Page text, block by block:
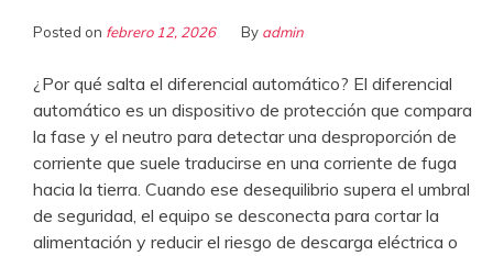
Posted on febrero 12, 2026 By admin
¿Por qué salta el diferencial automático? El diferencial
automático es un dispositivo de protección que compara
la fase y el neutro para detectar una desproporción de
corriente que suele traducirse en una corriente de fuga
hacia la tierra. Cuando ese desequilibrio supera el umbral
de seguridad, el equipo se desconecta para cortar la
alimentación y reducir el riesgo de descarga eléctrica o